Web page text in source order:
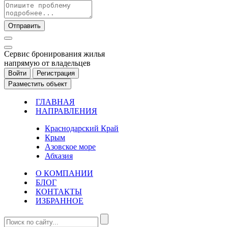
Отправить
Cервис бронирования жилья
напрямую от владельцев
Войти
Регистрация
Разместить объект
ГЛАВНАЯ
НАПРАВЛЕНИЯ
Краснодарский Край
Крым
Азовское море
Абхазия
О КОМПАНИИ
БЛОГ
КОНТАКТЫ
ИЗБРАННОЕ